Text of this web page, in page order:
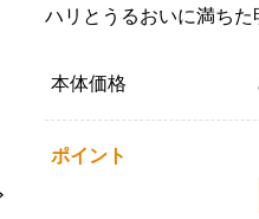
ハリとうるおいに満ち
本体価格
ポイント